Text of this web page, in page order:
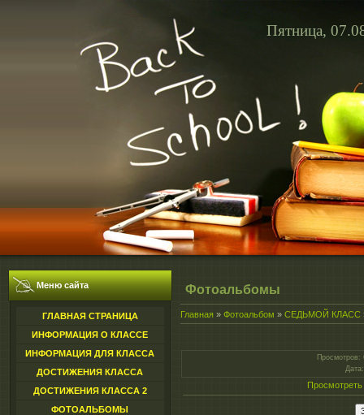
Пятница,
Меню сайта
ГЛАВНАЯ СТРАНИЦА
ИНФОРМАЦИЯ О КЛАССЕ
ИНФОРМАЦИЯ ДЛЯ КЛАССА
ДОСТИЖЕНИЯ КЛАССА
ДОСТИЖЕНИЯ КЛАССА 2
ФОТОАЛЬБОМЫ
Фотоальбомы
Главная » Фотоальбом » СЕДЬМОЙ КЛАСС
Просмотров:
Дата